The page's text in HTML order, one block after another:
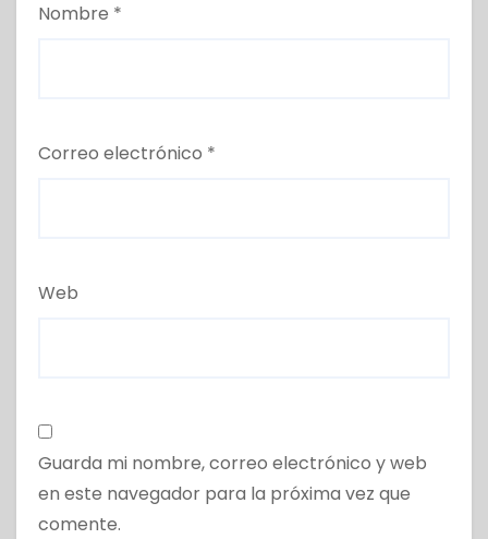
Nombre *
Correo electrónico *
Web
Guarda mi nombre, correo electrónico y web
en este navegador para la próxima vez que
comente.